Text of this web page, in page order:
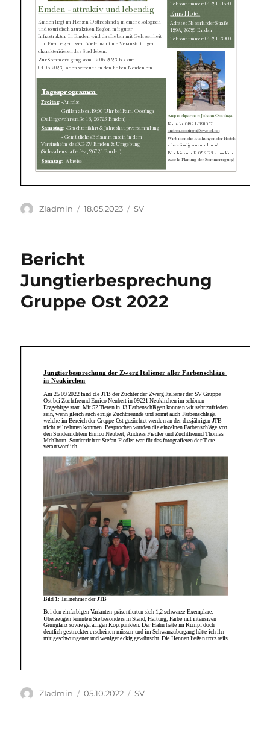
Autor
ZIadmin
Veröffentlicht
18.05.2023 Kategorien
SV
Bericht
Jungtierbesprechung
Gruppe Ost 2022
Autor
ZIadmin
Veröffentlicht
05.10.2022 Kategorien
SV